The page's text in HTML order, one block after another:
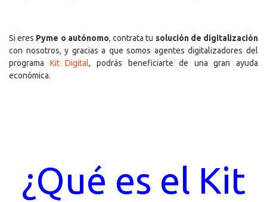
Si eres Pyme o autónomo, contrata tu solución de digitalización
con nosotros, y gracias a que somos agentes digitalizadores del
programa Kit Digital, podrás beneficiarte de una gran ayuda
económica.
¿Qué es el Kit